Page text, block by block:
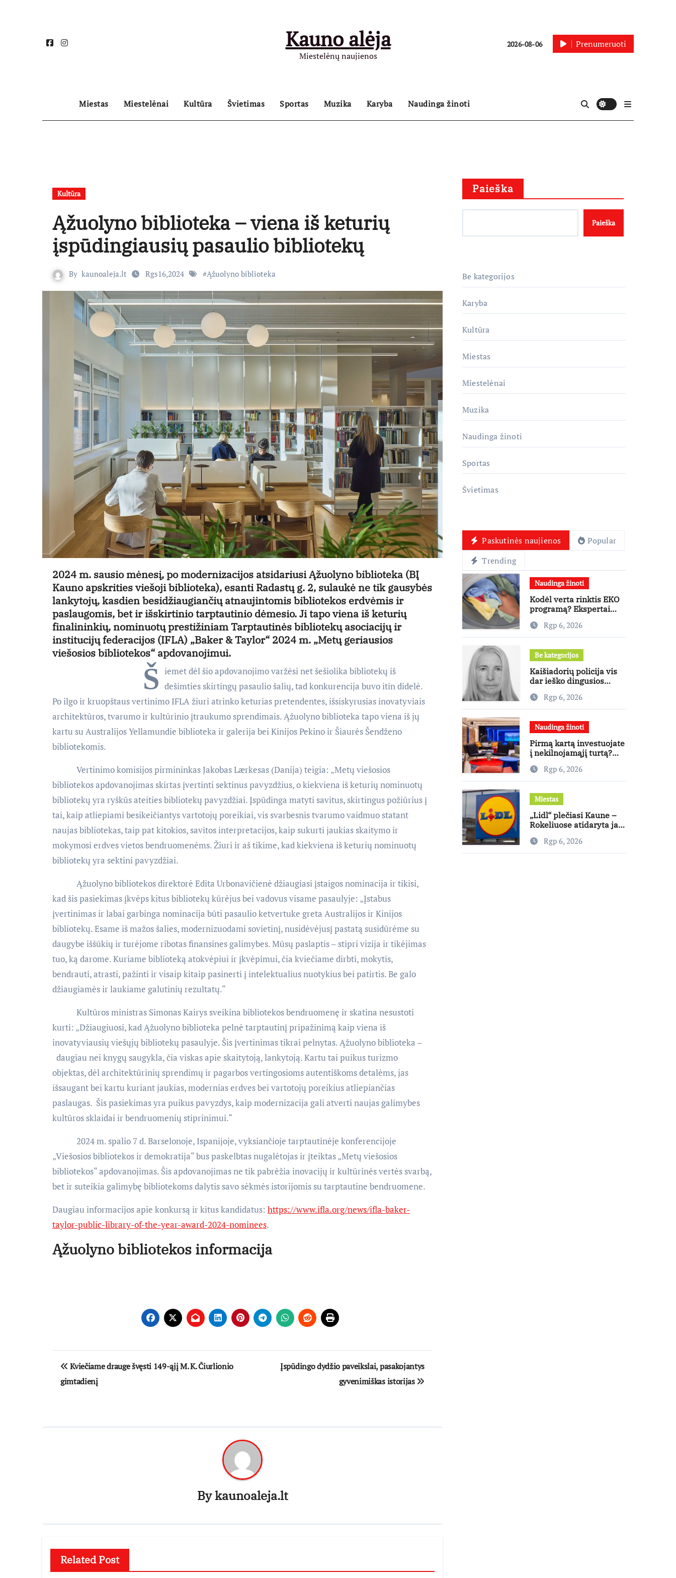
Kauno alėja
Miestelėnų naujienos
2026-08-06 Prenumeruoti
Miestas Miestelėnai Kultūra Švietimas Sportas Muzika Karyba Naudinga žinoti
Kultūra
Ąžuolyno biblioteka – viena iš keturių
įspūdingiausių pasaulio bibliotekų
By kaunoaleja.lt Rgs16,2024 #Ąžuolyno biblioteka
2024 m. sausio mėnesį, po modernizacijos atsidariusi Ąžuolyno biblioteka (BĮ
Kauno apskrities viešoji biblioteka), esanti Radastų g. 2, sulaukė ne tik gausybės
lankytojų, kasdien besidžiaugiančių atnaujintomis bibliotekos erdvėmis ir
paslaugomis, bet ir išskirtinio tarptautinio dėmesio. Ji tapo viena iš keturių
finalininkių, nominuotų prestižiniam Tarptautinės bibliotekų asociacijų ir
institucijų federacijos (IFLA) „Baker & Taylor“ 2024 m. „Metų geriausios
viešosios bibliotekos“ apdovanojimui.
Š iemet dėl šio apdovanojimo varžėsi net šešiolika bibliotekų iš
dešimties skirtingų pasaulio šalių, tad konkurencija buvo itin didelė.
Po ilgo ir kruopštaus vertinimo IFLA žiuri atrinko keturias pretendentes, išsiskyrusias inovatyviais
architektūros, tvarumo ir kultūrinio įtraukumo sprendimais. Ąžuolyno biblioteka tapo viena iš jų
kartu su Australijos Yellamundie biblioteka ir galerija bei Kinijos Pekino ir Šiaurės Šendženo
bibliotekomis.
Vertinimo komisijos pirmininkas Jakobas Lærkesas (Danija) teigia: „Metų viešosios
bibliotekos apdovanojimas skirtas įvertinti sektinus pavyzdžius, o kiekviena iš keturių nominuotų
bibliotekų yra ryškūs ateities bibliotekų pavyzdžiai. Įspūdinga matyti savitus, skirtingus požiūrius į
tai, kaip atliepiami besikeičiantys vartotojų poreikiai, vis svarbesnis tvarumo vaidmuo statant
naujas bibliotekas, taip pat kitokios, savitos interpretacijos, kaip sukurti jaukias skaitymo ir
mokymosi erdves vietos bendruomenėms. Žiuri ir aš tikime, kad kiekviena iš keturių nominuotų
bibliotekų yra sektini pavyzdžiai.
Ąžuolyno bibliotekos direktorė Edita Urbonavičienė džiaugiasi įstaigos nominacija ir tikisi,
kad šis pasiekimas įkvėps kitus bibliotekų kūrėjus bei vadovus visame pasaulyje: „Įstabus
įvertinimas ir labai garbinga nominacija būti pasaulio ketvertuke greta Australijos ir Kinijos
bibliotekų. Esame iš mažos šalies, modernizuodami sovietinį, nusidėvėjusį pastatą susidūrėme su
daugybe iššūkių ir turėjome ribotas finansines galimybes. Mūsų paslaptis – stipri vizija ir tikėjimas
tuo, ką darome. Kuriame biblioteką atokvėpiui ir įkvėpimui, čia kviečiame dirbti, mokytis,
bendrauti, atrasti, pažinti ir visaip kitaip pasinerti į intelektualius nuotykius bei patirtis. Be galo
džiaugiamės ir laukiame galutinių rezultatų.“
Kultūros ministras Simonas Kairys sveikina bibliotekos bendruomenę ir skatina nesustoti
kurti: „Džiaugiuosi, kad Ąžuolyno biblioteka pelnė tarptautinį pripažinimą kaip viena iš
inovatyviausių viešųjų bibliotekų pasaulyje. Šis įvertinimas tikrai pelnytas. Ąžuolyno biblioteka –
daugiau nei knygų saugykla, čia viskas apie skaitytoją, lankytoją. Kartu tai puikus turizmo
objektas, dėl architektūrinių sprendimų ir pagarbos vertingosioms autentiškoms detalėms, jas
išsaugant bei kartu kuriant jaukias, modernias erdves bei vartotojų poreikius atliepiančias
paslaugas. Šis pasiekimas yra puikus pavyzdys, kaip modernizacija gali atverti naujas galimybes
kultūros sklaidai ir bendruomenių stiprinimui.“
2024 m. spalio 7 d. Barselonoje, Ispanijoje, vyksiančioje tarptautinėje konferencijoje
„Viešosios bibliotekos ir demokratija“ bus paskelbtas nugalėtojas ir įteiktas „Metų viešosios
bibliotekos“ apdovanojimas. Šis apdovanojimas ne tik pabrėžia inovacijų ir kultūrinės vertės svarbą,
bet ir suteikia galimybę bibliotekoms dalytis savo sėkmės istorijomis su tarptautine bendruomene.
Daugiau informacijos apie konkursą ir kitus kandidatus: https://www.ifla.org/news/ifla-baker-
taylor-public-library-of-the-year-award-2024-nominees.
Ąžuolyno bibliotekos informacija
Navigacija
tarp
Kviečiame drauge švęsti 149-ąjį M. K. Čiurlionio
gimtadienį
Įspūdingo dydžio paveikslai, pasakojantys
gyvenimiškas istorijas
Bykaunoaleja.lt
Related Post
Paieška
Paieška
Be kategorijos
Karyba
Kultūra
Miestas
Miestelėnai
Muzika
Naudinga žinoti
Sportas
Švietimas
Paskutinės naujienos
Popular
Trending
Naudinga žinoti
Kodėl verta rinktis EKO
programą? Ekspertai
mitusRgp 6, 2026
Be kategorijos
Kaišiadorių policija vis
dar ieško dingusios
Rgp 6, 2026
Naudinga žinoti
Pirmą kartą investuojate
į nekilnojamąjį turtą?
pasirinkti būstą, kuris
generuos grąžą
Rgp 6, 2026
Miestas
„Lidl“ plečiasi Kaune –
Rokeliuose atidaryta jau
miesteRgp 6, 2026